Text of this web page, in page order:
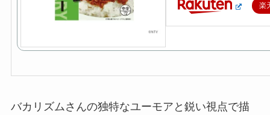
楽
バカリズムさんの独特なユーモアと鋭い視点で描